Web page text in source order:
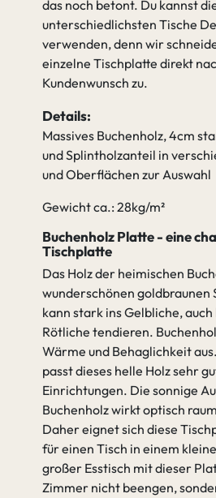
das noch betont. Du kannst
unterschiedlichsten Tische
verwenden, denn wir
einzelne Tischplatte direkt
Kundenwunsch zu.
Details:
Massives Buchenholz, 4cm
und Splintholzanteil in
und Oberflächen zur Auswahl
Gewicht ca.: 28kg/m²
Buchenholz Platte - eine
Tischplatte
Das Holz der heimischen
wunderschönen goldbraunen
kann stark ins Gelbliche,
Rötliche tendieren.
Wärme und Behaglichkeit
passt dieses helle Holz sehr
Einrichtungen. Die sonnige
Buchenholz wirkt optisch
Daher eignet sich diese
für einen Tisch in einem
großer Esstisch mit dieser
Zimmer nicht beengen,